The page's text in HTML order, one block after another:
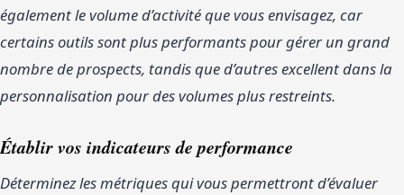
également le volume d’activité que vous envisagez, car
certains outils sont plus performants pour gérer un grand
nombre de prospects, tandis que d’autres excellent dans la
personnalisation pour des volumes plus restreints.
Établir vos indicateurs de performance
Déterminez les métriques qui vous permettront d’évaluer